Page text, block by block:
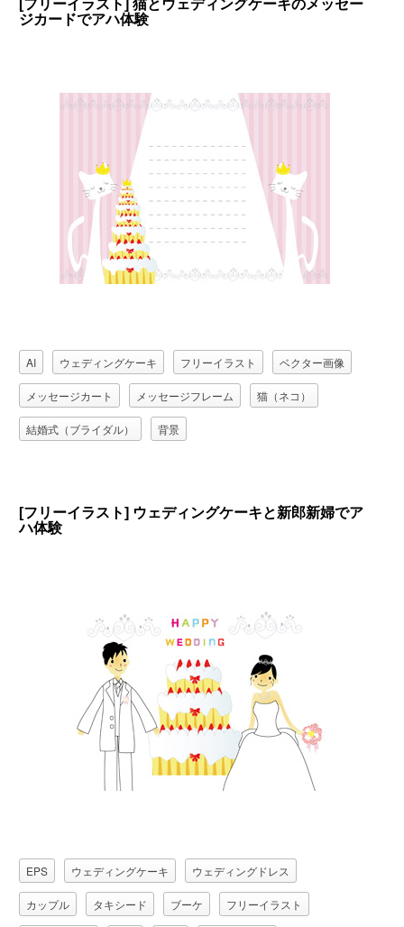
[フリーイラスト] 猫とウェディングケーキのメッセー
ジカードでアハ体験
AI ウェディングケーキ フリーイラスト ベクター画像
メッセージカート メッセージフレーム 猫（ネコ）
結婚式（ブライダル） 背景
[フリーイラスト] ウェディングケーキと新郎新婦でア
ハ体験
EPS ウェディングケーキ ウェディングドレス
カップル タキシード ブーケ フリーイラスト